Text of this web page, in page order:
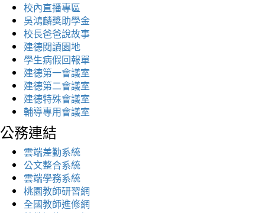
校內直播專區
吳鴻麟獎助學金
校長爸爸說故事
建德閱讀園地
學生病假回報單
建德第一會議室
建德第二會議室
建德特殊會議室
輔導專用會議室
公務連結
雲端差勤系統
公文整合系統
雲端學務系統
桃園教師研習網
全國教師進修網